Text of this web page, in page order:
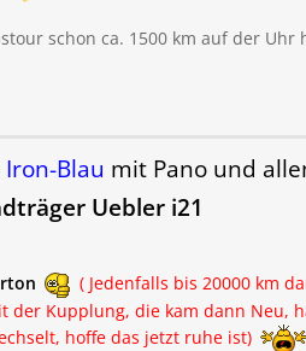
schon ca. 1500 km auf der
Iron-Blau mit Pano und
Uebler i21
( Jedenfalls bis 20000 km
der Kupplung, die kam dann Neu,
hoffe das jetzt ruhe ist)